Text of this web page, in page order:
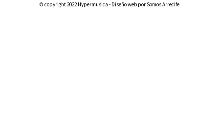
© copyright 2022 Hypermusica - Diseño web por Somos Arrecife